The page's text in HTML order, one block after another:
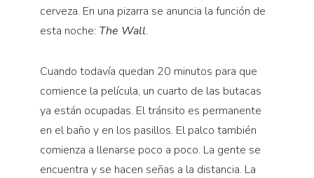
cerveza. En una pizarra se anuncia la función de
esta noche: The Wall.
Cuando todavía quedan 20 minutos para que
comience la película, un cuarto de las butacas
ya están ocupadas. El tránsito es permanente
en el baño y en los pasillos. El palco también
comienza a llenarse poco a poco. La gente se
encuentra y se hacen señas a la distancia. La